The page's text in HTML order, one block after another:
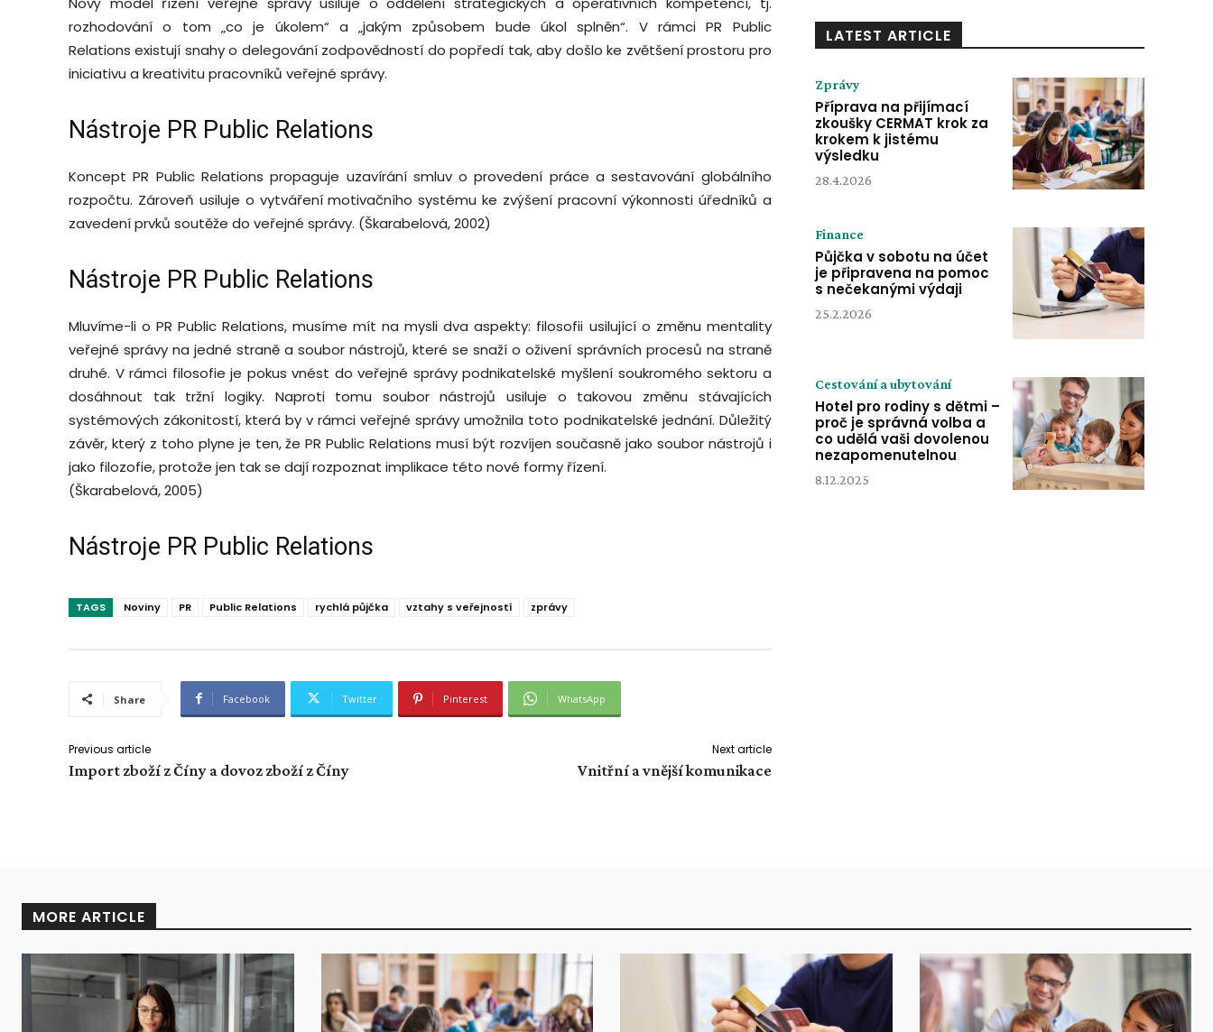
rozhodování o tom „co je úkolem“ a „jakým způsobem bude úkol splněn“. V rámci PR Public
Relations existují snahy o delegování zodpovědností do popředí tak, aby došlo ke zvětšení prostoru pro
iniciativu a kreativitu pracovníků veřejné správy.
Nástroje PR Public Relations
Koncept PR Public Relations propaguje uzavírání smluv o provedení práce a sestavování globálního
rozpočtu. Zároveň usiluje o vytváření motivačního systému ke zvýšení pracovní výkonnosti úředníků a
zavedení prvků soutěže do veřejné správy. (Škarabelová, 2002)
Nástroje PR Public Relations
Mluvíme-li o PR Public Relations, musíme mít na mysli dva aspekty: filosofii usilující o změnu mentality
veřejné správy na jedné straně a soubor nástrojů, které se snaží o oživení správních procesů na straně
druhé. V rámci filosofie je pokus vnést do veřejné správy podnikatelské myšlení soukromého sektoru a
dosáhnout tak tržní logiky. Naproti tomu soubor nástrojů usiluje o takovou změnu stávajících
systémových zákonitostí, která by v rámci veřejné správy umožnila toto podnikatelské jednání. Důležitý
závěr, který z toho plyne je ten, že PR Public Relations musí být rozvíjen současně jako soubor nástrojů i
jako filozofie, protože jen tak se dají rozpoznat implikace této nové formy řízení.
(Škarabelová, 2005)
Nástroje PR Public Relations
TAGS Noviny PR Public Relations rychlá půjčka vztahy s veřejností zprávy
Share Facebook Twitter Pinterest WhatsApp
Previous article
Import zboží z Číny a dovoz zboží z Číny
Next article
Vnitřní a vnější komunikace
LATEST ARTICLE
Zprávy
Příprava na přijímací
zkoušky CERMAT krok za
krokem k jistému
výsledku
28.4.2026
Finance
Půjčka v sobotu na účet
je připravena na pomoc
s nečekanými výdaji
25.2.2026
Cestování a ubytování
Hotel pro rodiny s dětmi –
proč je správná volba a
co udělá vaši dovolenou
nezapomenutelnou
8.12.2025
MORE ARTICLE